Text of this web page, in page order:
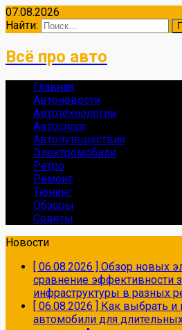
07.08.2026
Найти:
Всё про авто
Главная
Автоновости
Автотехнологии
Автоспорт
Автопутешествия
Электромобили
Ретро
Ремонт
Тюнинг
Обзоры
Советы
Новости
[ 06.08.2026 ] Обзор новых
сравнение эффективности
инфраструктуры в разных
[ 06.08.2026 ] Как выбрать и
автомобили для